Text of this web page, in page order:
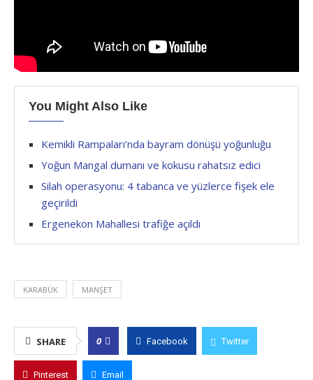
You Might Also Like
Kemikli Rampaları’nda bayram dönüşü yoğunluğu
Yoğun Mangal dumanı ve kokusu rahatsız edici
Silah operasyonu: 4 tabanca ve yüzlerce fişek ele
geçirildi
Ergenekon Mahallesi trafiğe açıldı
KARABÜK MANŞET
SHARE 0 Facebook Twitter
Pinterest Email